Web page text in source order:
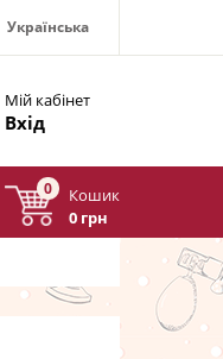
Українська
Мій кабінет
Вхід
0
Кошик
0 грн